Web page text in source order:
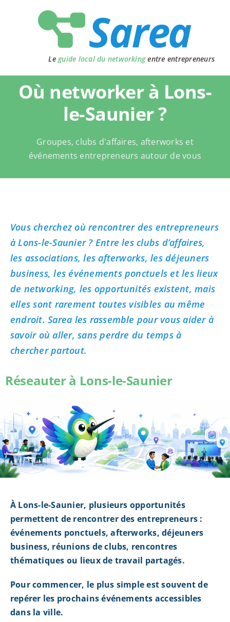
Le guide local du networkingentre entrepreneurs
Où networker à Lons-
le-Saunier ?
Groupes, clubs d'affaires, afterworks et
événements entrepreneurs autour de vous
Vous cherchez où rencontrer des entrepreneurs
à Lons-le-Saunier ? Entre les clubs d’affaires,
les associations, les afterworks, les déjeuners
business, les événements ponctuels et les lieux
de networking, les opportunités existent, mais
elles sont rarement toutes visibles au même
endroit. Sarea les rassemble pour vous aider à
savoir où aller, sans perdre du temps à
chercher partout.
Réseauter à Lons-le-Saunier
À Lons-le-Saunier, plusieurs opportunités
permettent de rencontrer des entrepreneurs :
événements ponctuels, afterworks, déjeuners
business, réunions de clubs, rencontres
thématiques ou lieux de travail partagés.
Pour commencer, le plus simple est souvent de
repérer les prochains événements accessibles
dans la ville.